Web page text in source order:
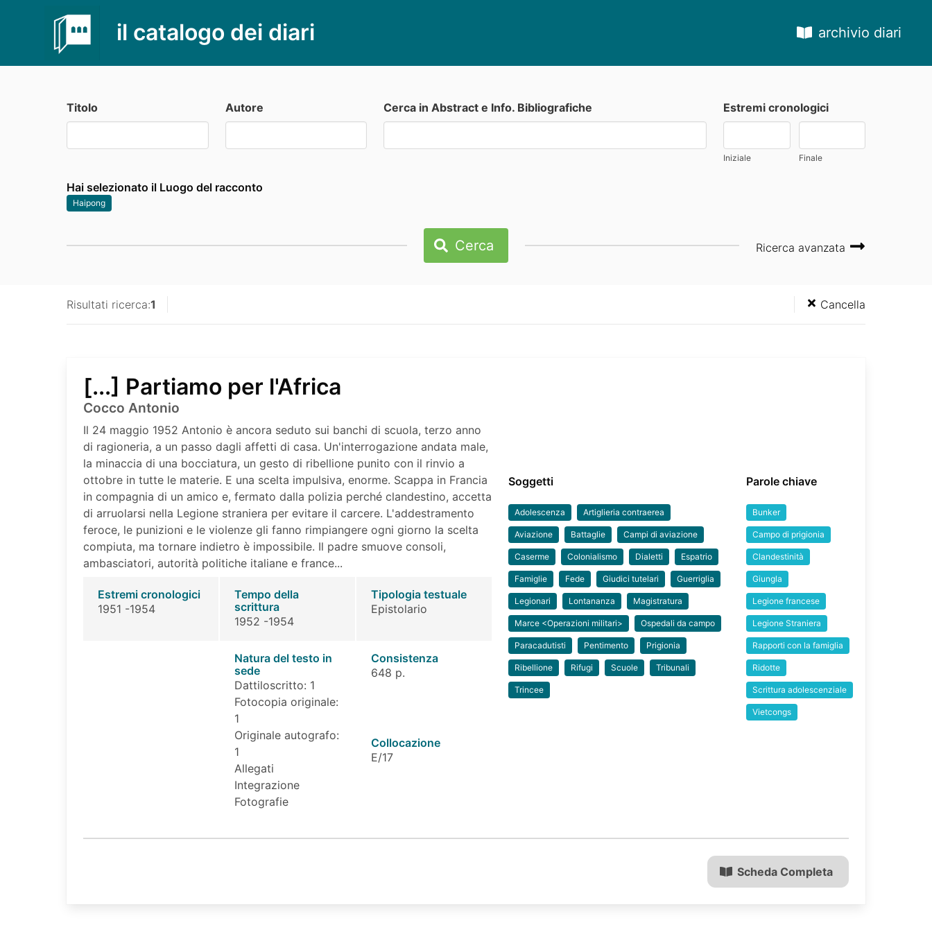
il catalogo dei diari archivio diari
Titolo Autore Cerca in Abstract e Info. Bibliografiche Estremi cronologici
Iniziale Finale
Hai selezionato il Luogo del racconto
Haipong
Cerca Ricerca avanzata
Risultati ricerca:1 Cancella
[...] Partiamo per l'Africa
Cocco Antonio
Il 24 maggio 1952 Antonio è ancora seduto sui banchi di scuola, terzo anno
di ragioneria, a un passo dagli affetti di casa. Un'interrogazione andata male,
la minaccia di una bocciatura, un gesto di ribellione punito con il rinvio a
ottobre in tutte le materie. E una scelta impulsiva, enorme. Scappa in Francia
in compagnia di un amico e, fermato dalla polizia perché clandestino, accetta
di arruolarsi nella Legione straniera per evitare il carcere. L'addestramento
feroce, le punizioni e le violenze gli fanno rimpiangere ogni giorno la scelta
compiuta, ma tornare indietro è impossibile. Il padre smuove consoli,
ambasciatori, autorità politiche italiane e france...
Estremi cronologici
1951 -1954
Tempo della
scrittura
1952 -1954
Tipologia testuale
Epistolario
Natura del testo in
sede
Dattiloscritto: 1
Fotocopia originale:
1
Originale autografo:
1
Allegati
Integrazione
Fotografie
Consistenza
648 p.
Collocazione
E/17
Soggetti
Adolescenza Artiglieria contraerea
Aviazione Battaglie Campi di aviazione
Caserme Colonialismo Dialetti Espatrio
Famiglie Fede Giudici tutelari Guerriglia
Legionari Lontananza Magistratura
Marce <Operazioni militari> Ospedali da campo
Paracadutisti Pentimento Prigionia
Ribellione Rifugi Scuole Tribunali
Trincee
Parole chiave
Bunker
Campo di prigionia
Clandestinità
Giungla
Legione francese
Legione Straniera
Rapporti con la famiglia
Ridotte
Scrittura adolescenziale
Vietcongs
Scheda Completa